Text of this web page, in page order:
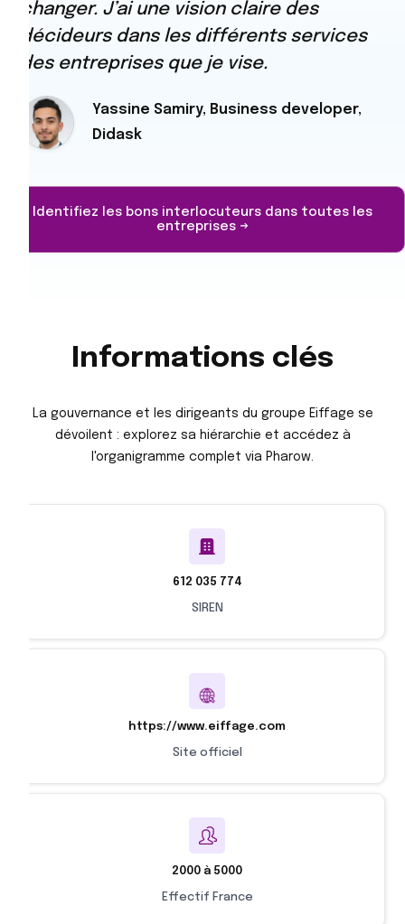
changer. J’ai une vision claire des
décideurs dans les différents services
des entreprises que je vise.
Yassine Samiry, Business developer,
Didask
Identifiez les bons interlocuteurs dans toutes les
entreprises →
Informations clés
La gouvernance et les dirigeants du groupe Eiffage se
dévoilent : explorez sa hiérarchie et accédez à
l'organigramme complet via Pharow.
612 035 774
SIREN
https://www.eiffage.com
Site officiel
2000 à 5000
Effectif France